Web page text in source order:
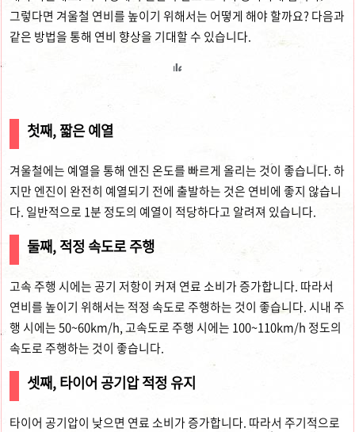
그렇다면 겨울철 연비를 높이기 위해서는 어떻게 해야 할까요? 다음과
같은 방법을 통해 연비 향상을 기대할 수 있습니다.
첫째, 짧은 예열
겨울철에는 예열을 통해 엔진 온도를 빠르게 올리는 것이 좋습니다. 하
지만 엔진이 완전히 예열되기 전에 출발하는 것은 연비에 좋지 않습니
다. 일반적으로 1분 정도의 예열이 적당하다고 알려져 있습니다.
둘째, 적정 속도로 주행
고속 주행 시에는 공기 저항이 커져 연료 소비가 증가합니다. 따라서
연비를 높이기 위해서는 적정 속도로 주행하는 것이 좋습니다. 시내 주
행 시에는 50~60km/h, 고속도로 주행 시에는 100~110km/h 정도의
속도로 주행하는 것이 좋습니다.
셋째, 타이어 공기압 적정 유지
타이어 공기압이 낮으면 연료 소비가 증가합니다. 따라서 주기적으로